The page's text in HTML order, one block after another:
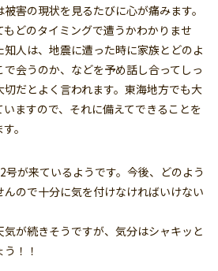
害の現状を見るたびに心が痛みます。
どのタイミングで遭うかわかりませ
人は、地震に遭った時に家族とどのよ
会うのか、などを予め話し合ってしっ
だとよく言われます。東海地方でも大
ますので、それに備えてできることを
。
が来ているようです。今後、どのよう
ので十分に気を付けなければいけない
が続きそうですが、気分はシャキッと
！！